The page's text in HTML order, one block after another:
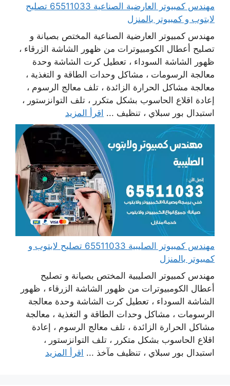
مهندس كمبيوتر العارضية الصناعية 65511033 تصليح
لابتوب و كمبيوتر بالمنزل
مهندس كمبيوتر العارضية الصناعية المختص بصيانة و
تصليح أعطال الكومبيوترات من ظهور الشاشة الزرقاء ،
ظهور الشاشة السوداء ، تعطيل كرت الشاشة وحدة
معالجة الرسومات ، مشاكل وحدات الطاقة و التغذية ،
معالجة مشاكل الحرارة الزائدة ، تلف معالج الرسوم ،
إعادة اقلاع الحاسوب بشكل متكرر ، تلف التوانزستور ،
استبدال بور سبلاي ، تنظيف ... اقرأ المزيد
مهندس كمبيوتر الصليبية 65511033 تصليح لابتوب و
كمبيوتر بالمنزل
مهندس كمبيوتر الصليبية المختص بصيانة و تصليح
أعطال الكومبيوترات من ظهور الشاشة الزرقاء ، ظهور
الشاشة السوداء ، تعطيل كرت الشاشة وحدة معالجة
الرسومات ، مشاكل وحدات الطاقة و التغذية ، معالجة
مشاكل الحرارة الزائدة ، تلف معالج الرسوم ، إعادة
اقلاع الحاسوب بشكل متكرر ، تلف التوانزستور ،
استبدال بور سبلاي ، تنظيف مآخذ ... اقرأ المزيد